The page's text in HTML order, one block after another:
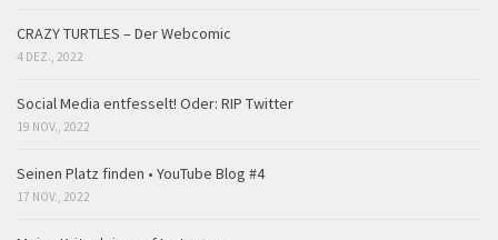
CRAZY TURTLES – Der Webcomic
4 DEZ., 2022
Social Media entfesselt! Oder: RIP Twitter
19 NOV., 2022
Seinen Platz finden • YouTube Blog #4
17 NOV., 2022